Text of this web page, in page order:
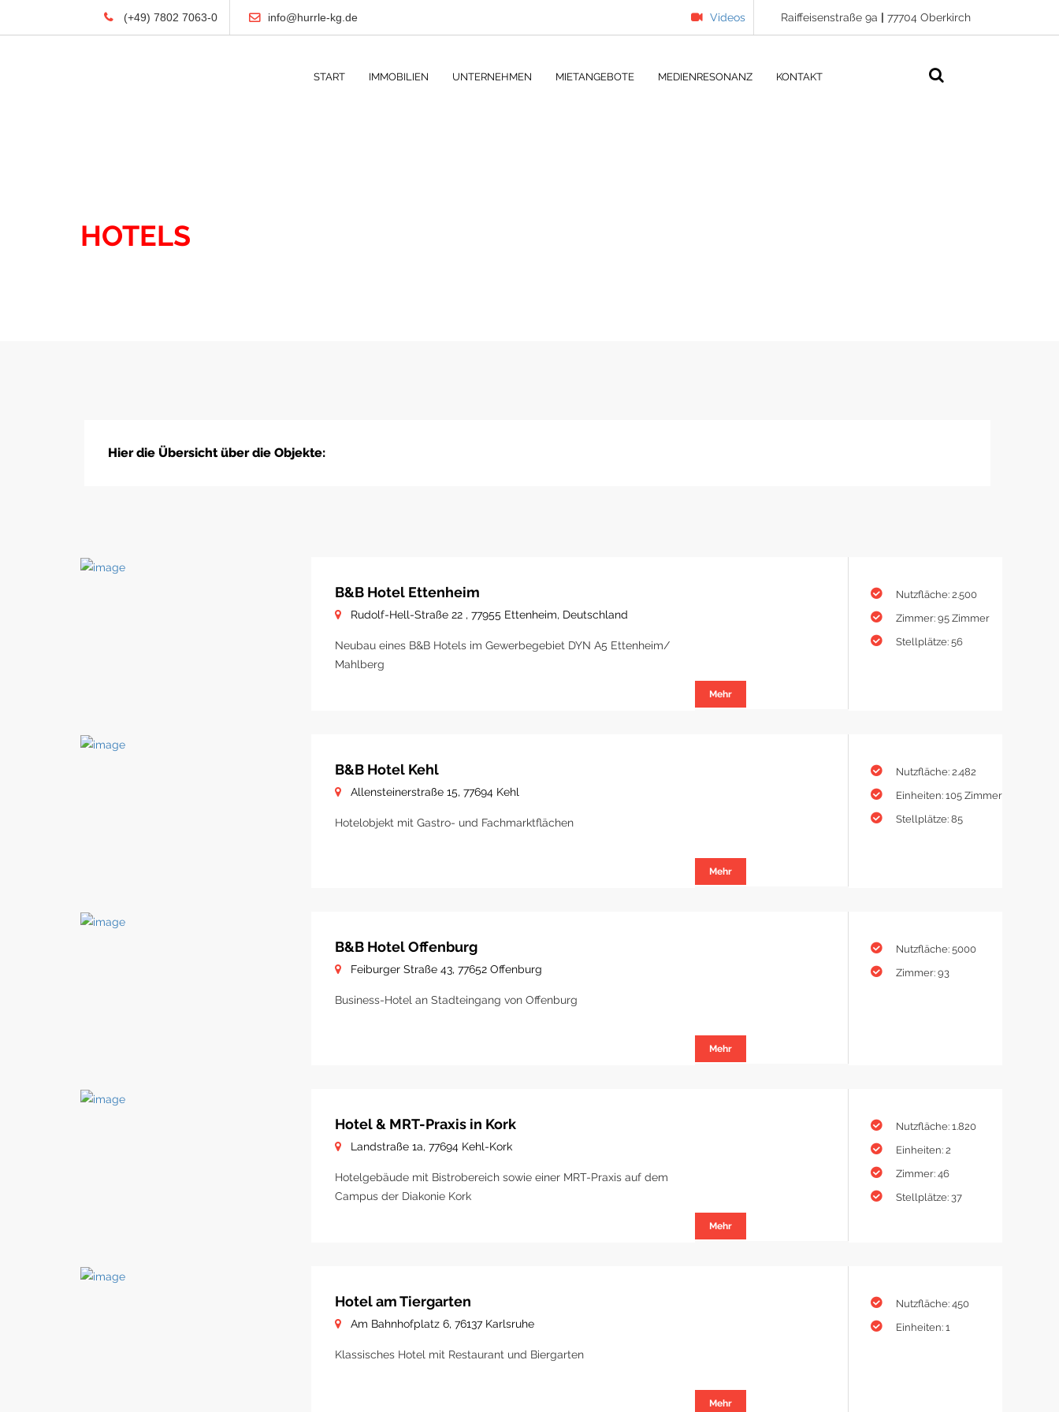
(+49) 7802 7063-0 info@hurrle-kg.de Videos Raiffeisenstraße 9a | 77704 Oberkirch
START IMMOBILIEN UNTERNEHMEN MIETANGEBOTE MEDIENRESONANZ KONTAKT
HOTELS
Hier die Übersicht über die Objekte:
B&B Hotel Ettenheim
Rudolf-Hell-Straße 22 , 77955 Ettenheim, Deutschland
Neubau eines B&B Hotels im Gewerbegebiet DYN A5 Ettenheim/
Mahlberg
Mehr
Nutzfläche: 2.500
Zimmer: 95 Zimmer
Stellplätze: 56
B&B Hotel Kehl
Allensteinerstraße 15, 77694 Kehl
Hotelobjekt mit Gastro- und Fachmarktflächen
Mehr
Nutzfläche: 2.482
Einheiten: 105 Zimmer
Stellplätze: 85
B&B Hotel Offenburg
Feiburger Straße 43, 77652 Offenburg
Business-Hotel an Stadteingang von Offenburg
Mehr
Nutzfläche: 5000
Zimmer: 93
Hotel & MRT-Praxis in Kork
Landstraße 1a, 77694 Kehl-Kork
Hotelgebäude mit Bistrobereich sowie einer MRT-Praxis auf dem
Campus der Diakonie Kork
Mehr
Nutzfläche: 1.820
Einheiten: 2
Zimmer: 46
Stellplätze: 37
Hotel am Tiergarten
Am Bahnhofplatz 6, 76137 Karlsruhe
Klassisches Hotel mit Restaurant und Biergarten
Mehr
Nutzfläche: 450
Einheiten: 1